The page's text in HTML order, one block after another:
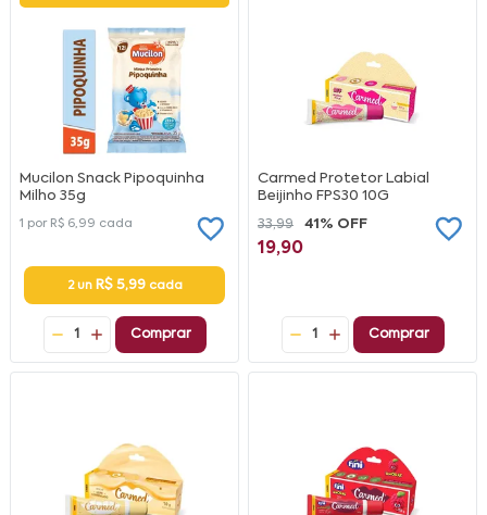
Mucilon Snack Pipoquinha
Milho 35g
1 por R$ 6,99 cada
2 un R$ 5,99 cada
1 Comprar
Carmed Protetor Labial
Beijinho FPS30 10G
33,99
41% OFF
19,90
1 Comprar